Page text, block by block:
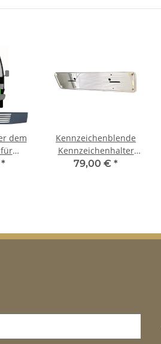
W112 W110 W116 W126
dem
410
*
Kennzeichenblende
Kennzeichenhalter
Chrom hinten für
79,00 € *